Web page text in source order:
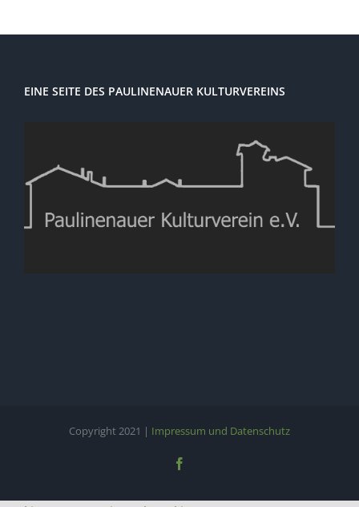
EINE SEITE DES PAULINENAUER KULTURVEREINS
Copyright 2021 | Impressum und Datenschutz